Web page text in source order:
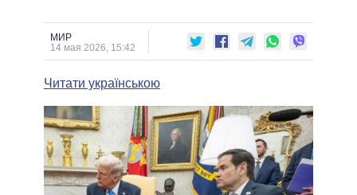
ГЛАВЫ ОБЛАДМИНИСТРАЦИЙ
МЭРЫ
ВСЕ ПЕРСОНЫ
СРАВНЕНИЕ ПОЛИТИКОВ
МИР
14 мая 2026, 15:42
Читати українською